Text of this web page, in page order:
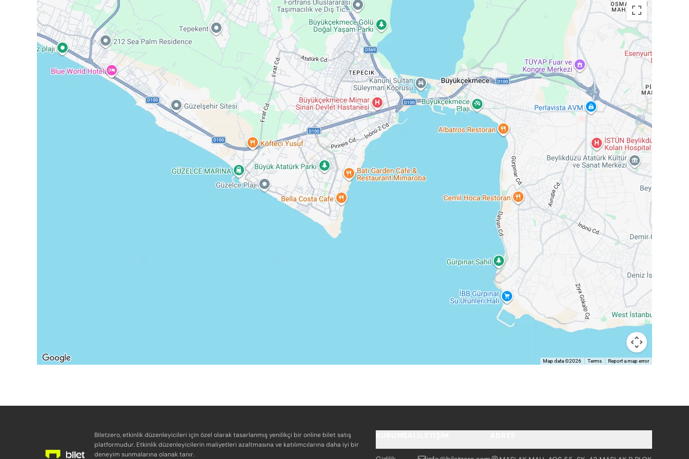
Map data ©2026 Terms Report a map error
Biletzero, etkinlik düzenleyicileri için özel olarak tasarlanmış yenilikçi bir online bilet satış
platformudur. Etkinlik düzenleyicilerin maliyetleri azaltmasına ve katılımcılarına daha iyi bir
deneyim sunmalarına olanak tanır.